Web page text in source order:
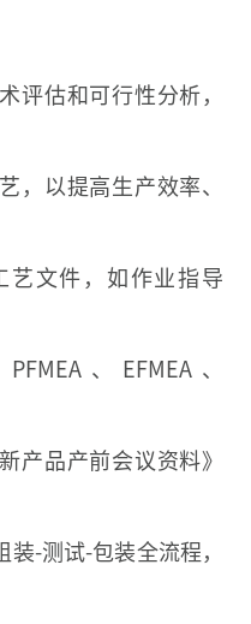
评估和可行性分析，
，以提高生产效率、
文件，如作业指导
、EFMEA、
产品产前会议资料》
-测试-包装全流程，